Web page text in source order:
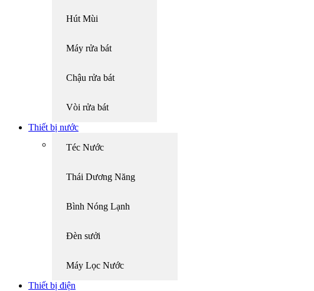
Hút Mùi
Máy rửa bát
Chậu rửa bát
Vòi rửa bát
Thiết bị nước
Téc Nước
Thái Dương Năng
Bình Nóng Lạnh
Đèn sưởi
Máy Lọc Nước
Thiết bị điện